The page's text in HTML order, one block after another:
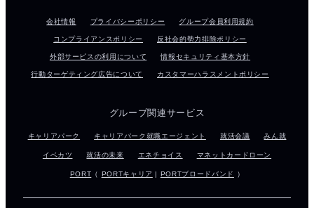
会社情報 プライバシーポリシー グループ会員利用規約
コンプライアンスポリシー 反社会的勢力排除ポリシー
外部サービスの利用について 情報セキュリティ基本方針
行動ターゲティング広告について カスタマーハラスメントポリシー